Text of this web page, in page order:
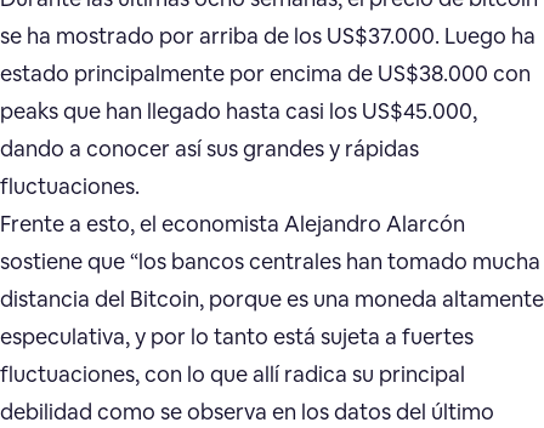
se ha mostrado por arriba de los US$37.000. Luego ha
estado principalmente por encima de US$38.000 con
peaks que han llegado hasta casi los US$45.000,
dando a conocer así sus grandes y rápidas
fluctuaciones.
Frente a esto, el economista Alejandro Alarcón
sostiene que “los bancos centrales han tomado mucha
distancia del Bitcoin, porque es una moneda altamente
especulativa, y por lo tanto está sujeta a fuertes
fluctuaciones, con lo que allí radica su principal
debilidad como se observa en los datos del último